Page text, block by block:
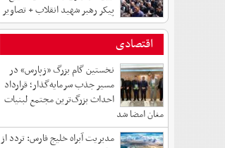
پیکر رهبر شهید انقلاب + تصاویر
اقتصادی
نخستین گام بزرگ «زپارس» در
مسیر جذب سرمایه‌گذار؛ قرارداد
احداث بزرگ‌ترین مجتمع لبنیات
مغان امضا شد
مدیریت آبراه خلیج فارس: تردد از